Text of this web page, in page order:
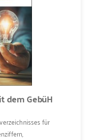
dem GebüH
für